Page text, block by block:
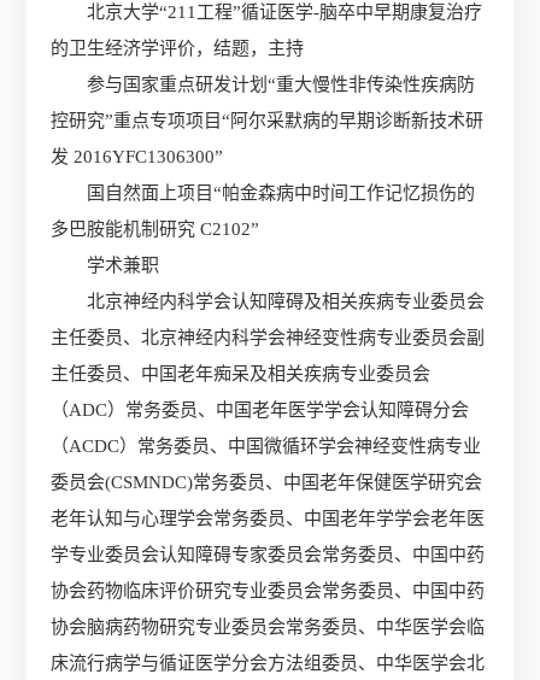
北京大学“211工程”循证医学-脑卒中早期康复治疗
的卫生经济学评价，结题，主持
参与国家重点研发计划“重大慢性非传染性疾病防
控研究”重点专项项目“阿尔采默病的早期诊断新技术研
发 2016YFC1306300”
国自然面上项目“帕金森病中时间工作记忆损伤的
多巴胺能机制研究 C2102”
学术兼职
北京神经内科学会认知障碍及相关疾病专业委员会
主任委员、北京神经内科学会神经变性病专业委员会副
主任委员、中国老年痴呆及相关疾病专业委员会
（ADC）常务委员、中国老年医学学会认知障碍分会
（ACDC）常务委员、中国微循环学会神经变性病专业
委员会(CSMNDC)常务委员、中国老年保健医学研究会
老年认知与心理学会常务委员、中国老年学学会老年医
学专业委员会认知障碍专家委员会常务委员、中国中药
协会药物临床评价研究专业委员会常务委员、中国中药
协会脑病药物研究专业委员会常务委员、中华医学会临
床流行病学与循证医学分会方法组委员、中华医学会北